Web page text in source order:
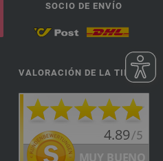
SOCIO DE ENVÍO
VALORACIÓN DE LA TIENDA